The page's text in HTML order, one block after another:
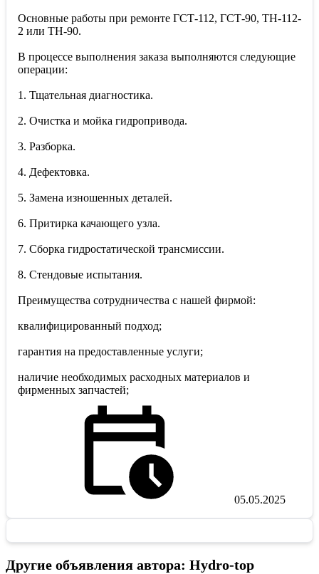
Основные работы при ремонте ГСТ-112, ГСТ-90, ТН-112-
2 или ТН-90.
В процессе выполнения заказа выполняются следующие
операции:
1. Тщательная диагностика.
2. Очистка и мойка гидропривода.
3. Разборка.
4. Дефектовка.
5. Замена изношенных деталей.
6. Притирка качающего узла.
7. Сборка гидростатической трансмиссии.
8. Стендовые испытания.
Преимущества сотрудничества с нашей фирмой:
квалифицированный подход;
гарантия на предоставленные услуги;
наличие необходимых расходных материалов и
фирменных запчастей;
05.05.2025
Другие объявления автора: Hydro-top